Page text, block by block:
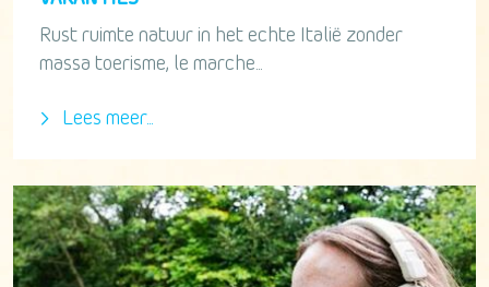
Rust ruimte natuur in het echte Italië zonder
massa toerisme, le marche...
Lees meer...